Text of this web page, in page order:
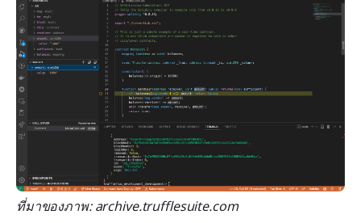
ที่มาของภาพ: archive.trufflesuite.com